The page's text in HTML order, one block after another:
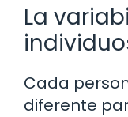
La
Cada
diferente